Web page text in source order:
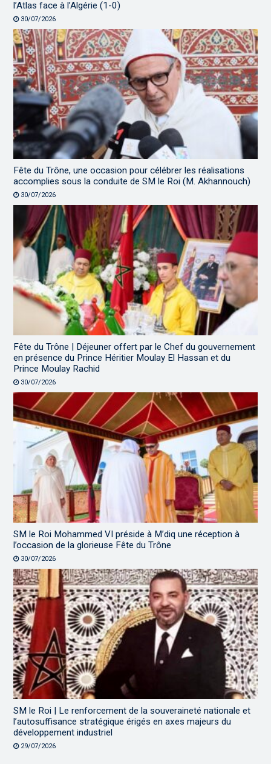
l’Atlas face à l’Algérie (1-0)
30/07/2026
Fête du Trône, une occasion pour célébrer les réalisations
accomplies sous la conduite de SM le Roi (M. Akhannouch)
30/07/2026
Fête du Trône | Déjeuner offert par le Chef du gouvernement
en présence du Prince Héritier Moulay El Hassan et du
Prince Moulay Rachid
30/07/2026
SM le Roi Mohammed VI préside à M’diq une réception à
l’occasion de la glorieuse Fête du Trône
30/07/2026
SM le Roi | Le renforcement de la souveraineté nationale et
l’autosuffisance stratégique érigés en axes majeurs du
développement industriel
29/07/2026